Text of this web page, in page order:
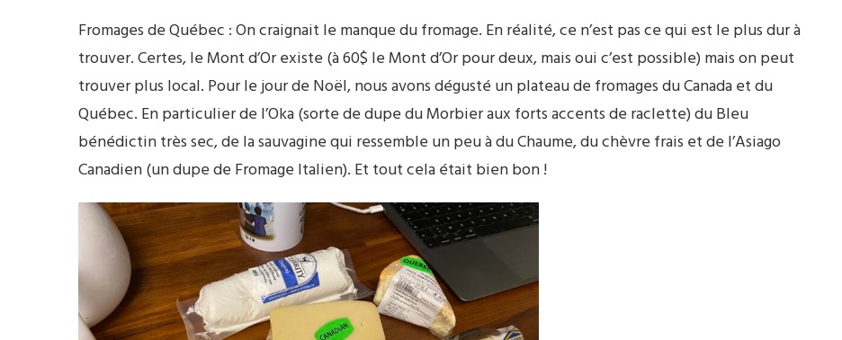
Fromages de Québec : On craignait le manque du fromage. En réalité, ce n’est pas ce qui est le plus dur à
trouver. Certes, le Mont d’Or existe (à 60$ le Mont d’Or pour deux, mais oui c’est possible) mais on peut
trouver plus local. Pour le jour de Noël, nous avons dégusté un plateau de fromages du Canada et du
Québec. En particulier de l’Oka (sorte de dupe du Morbier aux forts accents de raclette) du Bleu
bénédictin très sec, de la sauvagine qui ressemble un peu à du Chaume, du chèvre frais et de l’Asiago
Canadien (un dupe de Fromage Italien). Et tout cela était bien bon !